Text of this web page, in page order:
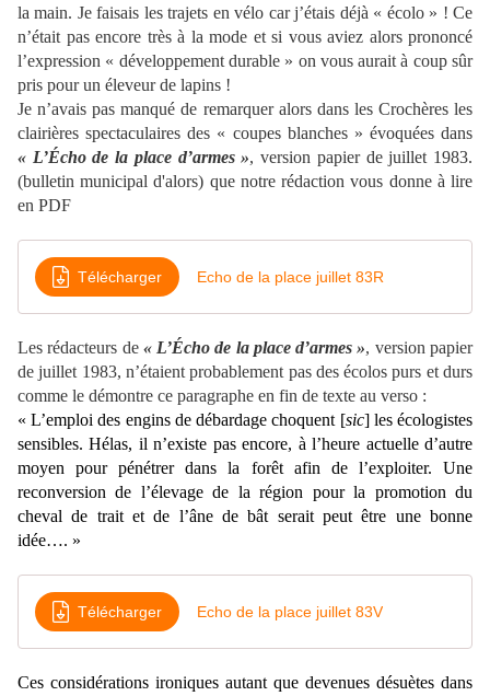
la main. Je faisais les trajets en vélo car j’étais déjà « écolo » ! Ce
n’était pas encore très à la mode et si vous aviez alors prononcé
l’expression « développement durable » on vous aurait à coup sûr
pris pour un éleveur de lapins !
Je n’avais pas manqué de remarquer alors dans les Crochères les
clairières spectaculaires des « coupes blanches » évoquées dans
« L’Écho de la place d’armes », version papier de juillet 1983.
(bulletin municipal d'alors) que notre rédaction vous donne à lire
en PDF
Télécharger Echo de la place juillet 83R
Les rédacteurs de « L’Écho de la place d’armes », version papier
de juillet 1983, n’étaient probablement pas des écolos purs et durs
comme le démontre ce paragraphe en fin de texte au verso :
« L’emploi des engins de débardage choquent [sic] les écologistes
sensibles. Hélas, il n’existe pas encore, à l’heure actuelle d’autre
moyen pour pénétrer dans la forêt afin de l’exploiter. Une
reconversion de l’élevage de la région pour la promotion du
cheval de trait et de l’âne de bât serait peut être une bonne
idée…. »
Télécharger Echo de la place juillet 83V
Ces considérations ironiques autant que devenues désuètes dans